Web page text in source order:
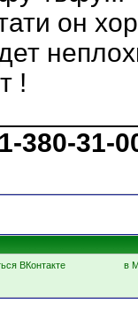
он
!
380-31-
ВКонтакте
в